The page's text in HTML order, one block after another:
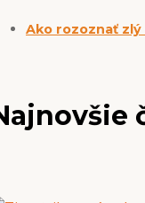
Ako rozoznať